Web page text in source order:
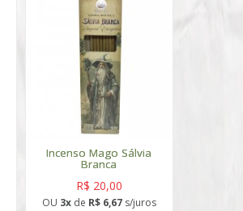
Incenso Mago Sálvia
Branca
R$ 20,00
OU 3xde R$ 6,67s/juros